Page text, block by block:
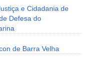
e Cidadania de
Defesa do
de Barra Velha